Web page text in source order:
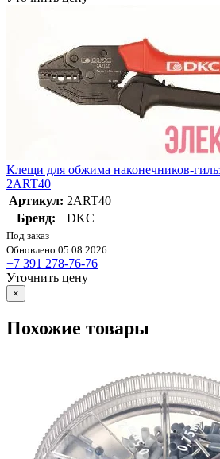
Клещи для обжима наконечников-
2ART40
Артикул: 2ART40
Бренд:
DKC
Под заказ
Обновлено 05.08.2026
+7 391 278-76-76
Уточнить цену
×
Похожие товары